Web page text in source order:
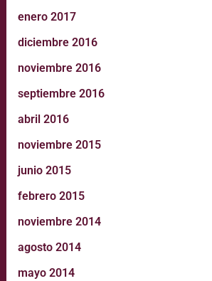
enero 2017
diciembre 2016
noviembre 2016
septiembre 2016
abril 2016
noviembre 2015
junio 2015
febrero 2015
noviembre 2014
agosto 2014
mayo 2014